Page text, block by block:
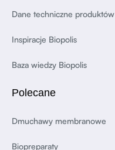
Dane techniczne produktów
Inspiracje Biopolis
Baza wiedzy Biopolis
Polecane
Dmuchawy membranowe
Biopreparaty